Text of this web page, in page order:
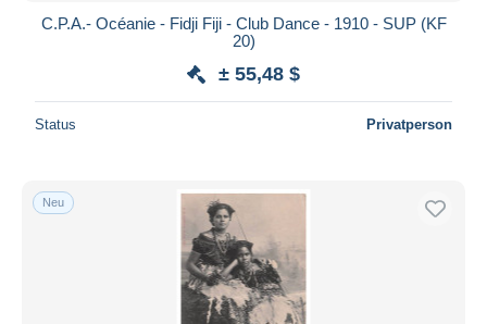
C.P.A.- Océanie - Fidji Fiji - Club Dance - 1910 - SUP (KF
20)
± 55,48 $
Status Privatperson
Neu